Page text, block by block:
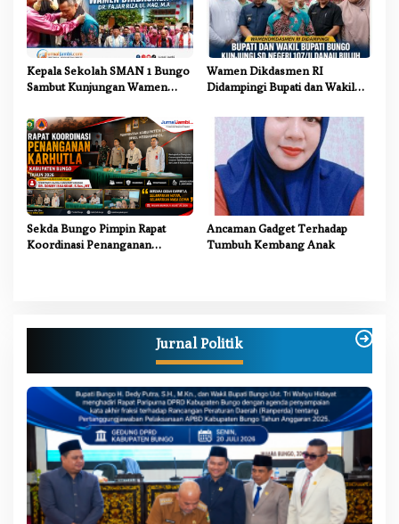
Kepala Sekolah SMAN 1 Bungo
Sambut Kunjungan Wamen
PJJ untuk Anak Putus Sekolah
Wamen Dikdasmen RI
Didampingi Bupati dan Wakil
SD Negeri 107/II Danau Buluh
Sekda Bungo Pimpin Rapat
Koordinasi Penanganan
Ancaman Gadget Terhadap
Tumbuh Kembang Anak
Jurnal Politik